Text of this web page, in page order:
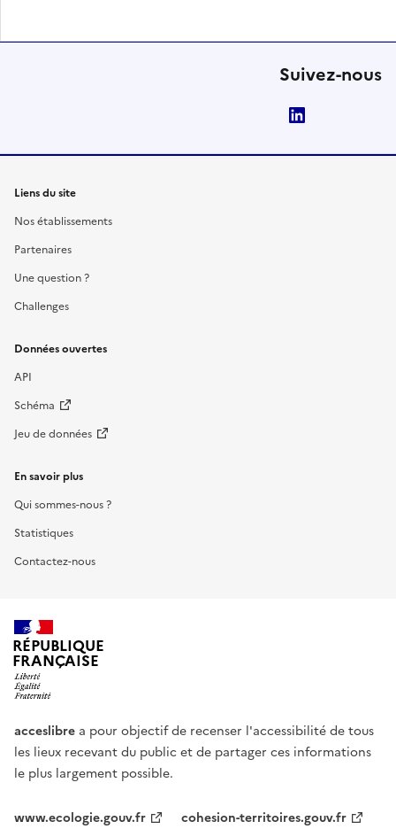
Suivez-nous
Liens du site
Nos établissements
Partenaires
Une question ?
Challenges
Données ouvertes
API
Schéma
Jeu de données
En savoir plus
Qui sommes-nous ?
Statistiques
Contactez-nous
RÉPUBLIQUE
FRANÇAISE
acceslibre a pour objectif de recenser l'accessibilité de tous
les lieux recevant du public et de partager ces informations
le plus largement possible.
www.ecologie.gouv.fr
cohesion-territoires.gouv.fr